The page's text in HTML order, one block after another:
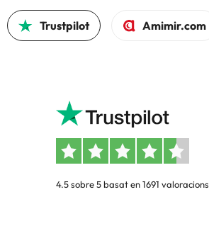
Trustpilot Amimir.com
4.5 sobre 5 basat en 1691 valoracions